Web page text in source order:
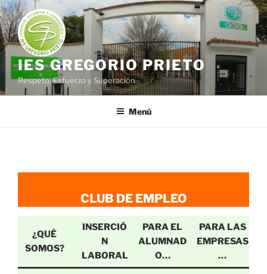
Saltar
al
contenido
IES GREGORIO PRIETO
Respeto, Esfuerzo y Superación
Menú
CLUB DE EMPLEO
¿QUÉ
SOMOS?
INSERCIÓ
N
LABORAL
PARA EL
ALUMNAD
O…
PARA LAS
EMPRESAS
…